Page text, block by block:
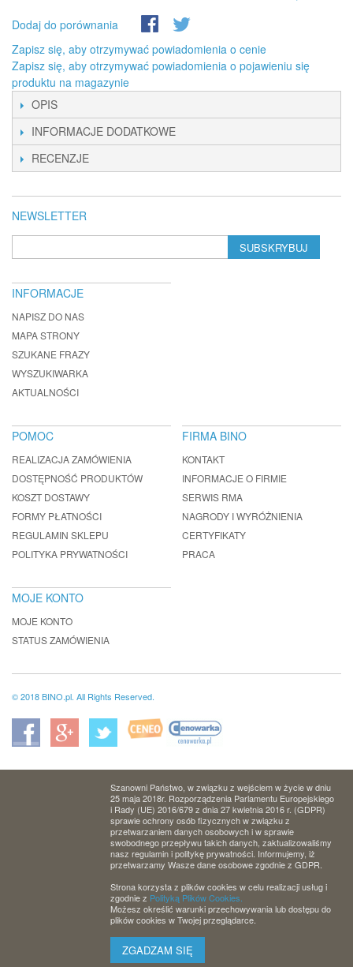
Dodaj do porównania
Zapisz się, aby otrzymywać powiadomienia o cenie
Zapisz się, aby otrzymywać powiadomienia o pojawieniu się
produktu na magazynie
OPIS
INFORMACJE DODATKOWE
RECENZJE
NEWSLETTER
SUBSKRYBUJ
INFORMACJE
NAPISZ DO NAS
MAPA STRONY
SZUKANE FRAZY
WYSZUKIWARKA
AKTUALNOŚCI
POMOC
REALIZACJA ZAMÓWIENIA
DOSTĘPNOŚĆ PRODUKTÓW
KOSZT DOSTAWY
FORMY PŁATNOŚCI
REGULAMIN SKLEPU
POLITYKA PRYWATNOŚCI
FIRMA BINO
KONTAKT
INFORMACJE O FIRMIE
SERWIS RMA
NAGRODY I WYRÓŻNIENIA
CERTYFIKATY
PRACA
MOJE KONTO
MOJE KONTO
STATUS ZAMÓWIENIA
© 2018 BINO.pl. All Rights Reserved.
Szanowni Państwo, w związku z wejściem w życie w dniu
25 maja 2018r. Rozporządzenia Parlamentu Europejskiego
i Rady (UE) 2016/679 z dnia 27 kwietnia 2016 r. (GDPR)
sprawie ochrony osób fizycznych w związku z
przetwarzaniem danych osobowych i w sprawie
swobodnego przepływu takich danych, zaktualizowaliśmy
nasz regulamin i politykę prywatności. Informujemy, iż
przetwarzamy Wasze dane osobowe zgodnie z GDPR.
Strona korzysta z plików cookies w celu realizacji usług i
zgodnie z Polityką Plików Cookies.
Możesz określić warunki przechowywania lub dostępu do
plików cookies w Twojej przeglądarce.
ZGADZAM SIĘ